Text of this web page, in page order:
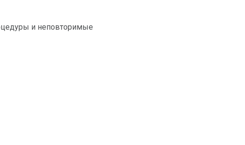
и неповторимые